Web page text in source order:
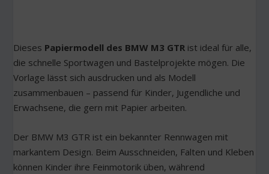
Dieses Papiermodell des BMW M3 GTR ist ideal für alle,
die schnelle Sportwagen und Bastelprojekte mögen. Die
Vorlage lässt sich ausdrucken und als Modell
zusammenbauen – passend für Kinder, Jugendliche und
Erwachsene, die gern mit Papier arbeiten.
Der BMW M3 GTR ist ein bekannter Rennwagen mit
markantem Design. Beim Ausschneiden, Falten und Kleben
können Kinder ihre Feinmotorik üben, während